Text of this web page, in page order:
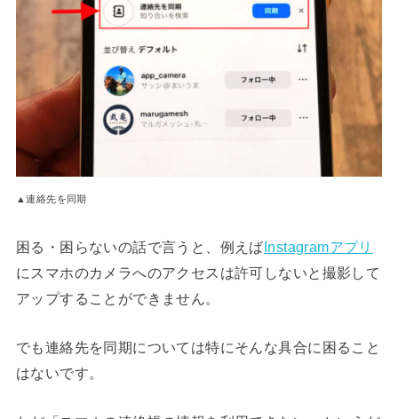
▲連絡先を同期
困る・困らないの話で言うと、例えばInstagramアプリ
にスマホのカメラへのアクセスは許可しないと撮影して
アップすることができません。
でも連絡先を同期については特にそんな具合に困ること
はないです。